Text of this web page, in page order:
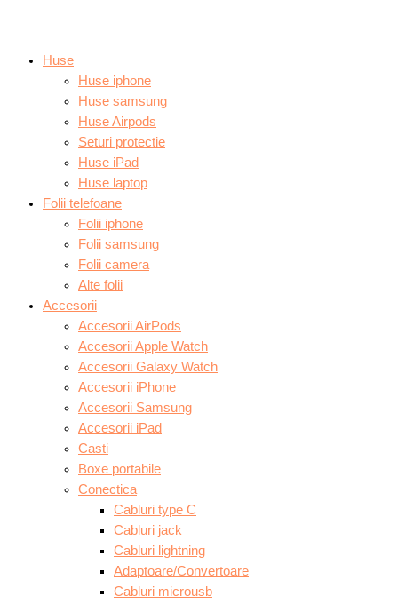
Huse
Huse iphone
Huse samsung
Huse Airpods
Seturi protectie
Huse iPad
Huse laptop
Folii telefoane
Folii iphone
Folii samsung
Folii camera
Alte folii
Accesorii
Accesorii AirPods
Accesorii Apple Watch
Accesorii Galaxy Watch
Accesorii iPhone
Accesorii Samsung
Accesorii iPad
Casti
Boxe portabile
Conectica
Cabluri type C
Cabluri jack
Cabluri lightning
Adaptoare/Convertoare
Cabluri microusb